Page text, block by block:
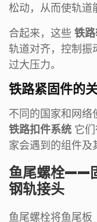
松动，从而使轨道
合起来，这些 铁
轨道对齐，控制振
过大压力。
铁路紧固件的
不同的国家和网络
铁路扣件系统 它
家会遇到的组件及
鱼尾螺栓——
钢轨接头
鱼尾螺栓将鱼尾板